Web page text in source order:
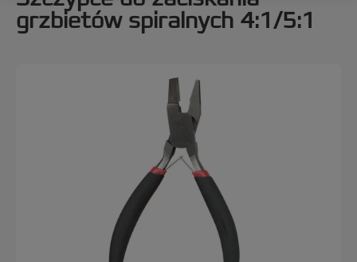
grzbietów spiralnych 4:1/5:1